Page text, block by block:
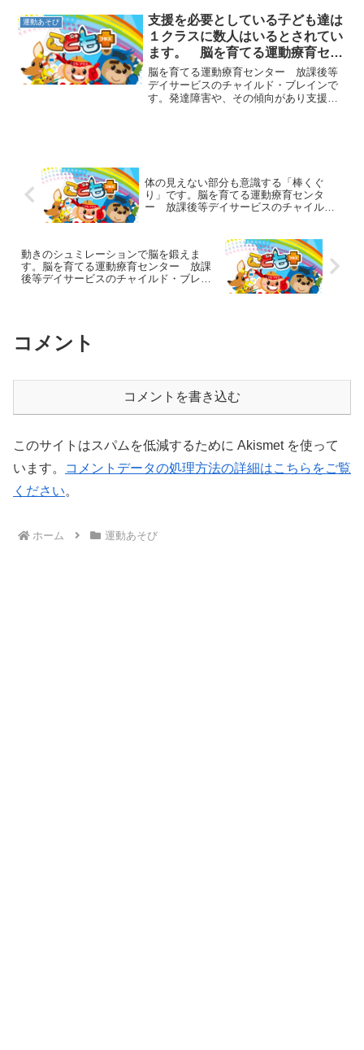
る」ことです。足を閉じたジャンプをす
ることで、足の指先の踏ん張...
運動あそび
支援を必要としている子ども達は
１クラスに数人はいるとされてい
ます。 脳を育てる運動療育セン
ター 放課後等デイサービスのチ
ャイルド・ブレイン
脳を育てる運動療育センター 放課後等
デイサービスのチャイルド・ブレインで
す。発達障害や、その傾向があり支援を
体の見えない部分も意識する「棒くぐ
り」です。脳を育てる運動療育センタ
ー 放課後等デイサービスのチャイル
動きのシュミレーションで脳を鍛えま
す。脳を育てる運動療育センター 放課
後等デイサービスのチャイルド・ブレイ
コメント
コメントを書き込む
このサイトはスパムを低減するために Akismet を使って
います。
コメントデータの処理方法の詳細はこちらをご覧
ください。
ホーム 運動あそび